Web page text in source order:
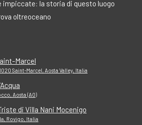
impiccate: la storia di questo luogo
oltreoceano
Marcel
Saint-Marcel, Aosta Valley, Italia
Aosta (AO)
di Villa Nani Mocenigo
Rovigo, Italia